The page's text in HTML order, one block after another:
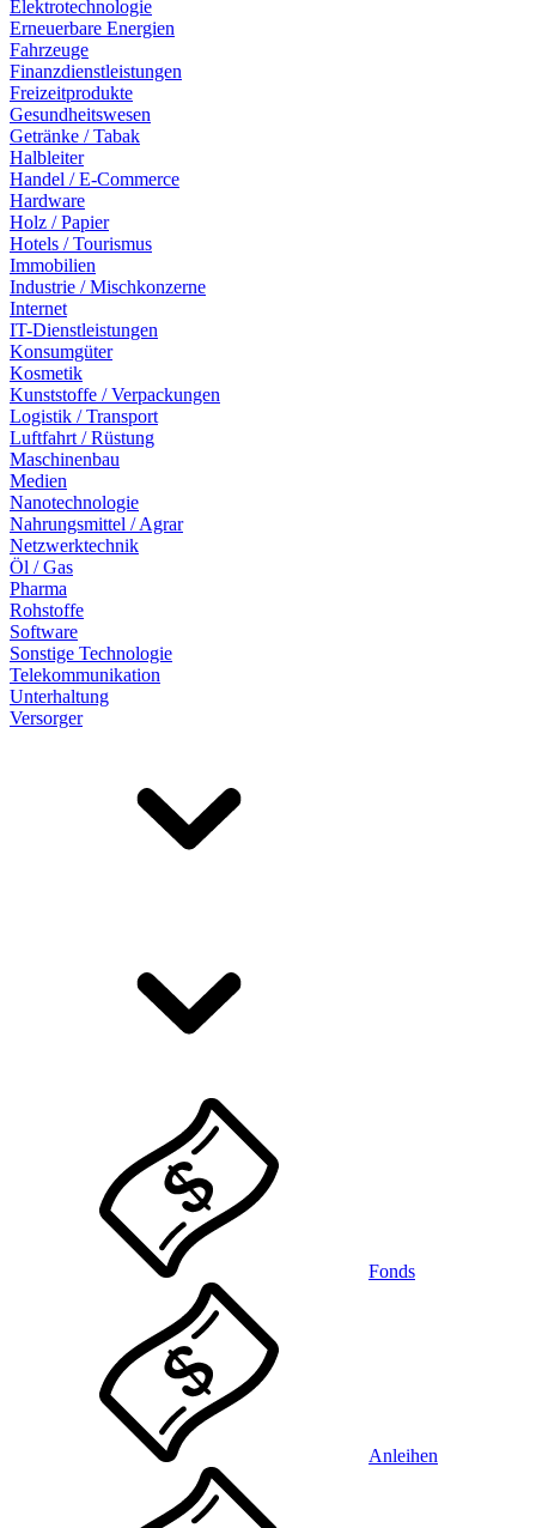
Elektrotechnologie
Erneuerbare Energien
Fahrzeuge
Finanzdienstleistungen
Freizeitprodukte
Gesundheitswesen
Getränke / Tabak
Halbleiter
Handel / E-Commerce
Hardware
Holz / Papier
Hotels / Tourismus
Immobilien
Industrie / Mischkonzerne
Internet
IT-Dienstleistungen
Konsumgüter
Kosmetik
Kunststoffe / Verpackungen
Logistik / Transport
Luftfahrt / Rüstung
Maschinenbau
Medien
Nanotechnologie
Nahrungsmittel / Agrar
Netzwerktechnik
Öl / Gas
Pharma
Rohstoffe
Software
Sonstige Technologie
Telekommunikation
Unterhaltung
Versorger
Fonds
Anleihen